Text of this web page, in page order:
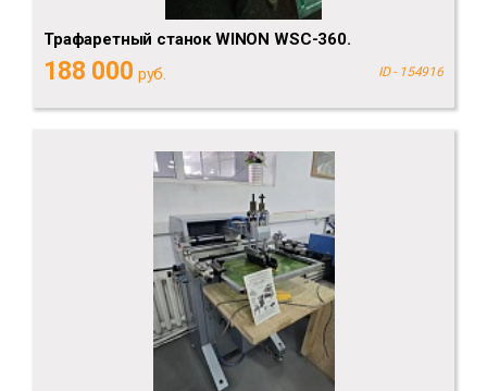
Трафаретный станок WINON WSC-360.
188 000 руб. ID - 154916